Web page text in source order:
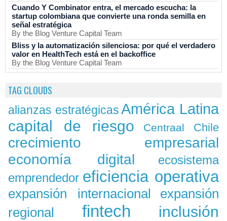
Cuando Y Combinator entra, el mercado escucha: la
startup colombiana que convierte una ronda semilla en
señal estratégica
By the Blog Venture Capital Team
Bliss y la automatización silenciosa: por qué el verdadero
valor en HealthTech está en el backoffice
By the Blog Venture Capital Team
TAG CLOUDS
alianzas estratégicas América Latina
capital de riesgo Centraal Chile
crecimiento empresarial
economía digital
ecosistema
emprendedor eficiencia operativa
expansión internacional
expansión
regional
fintech
inclusión